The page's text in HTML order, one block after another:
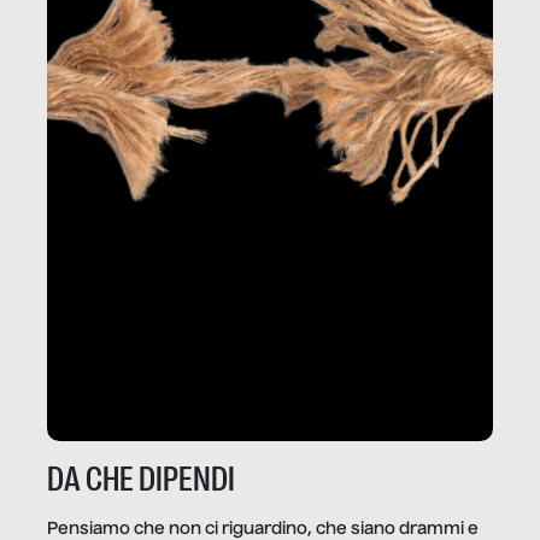
DA CHE DIPENDI
Pensiamo che non ci riguardino, che siano drammi e